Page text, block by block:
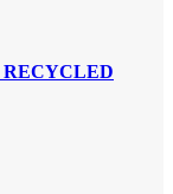
RECYCLED